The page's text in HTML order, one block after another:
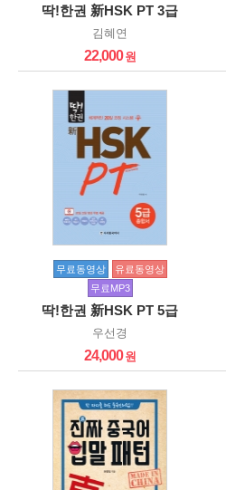
딱!한권 新HSK PT 3급
김혜연
22,000
무료동영상
유료동영상
무료MP3
딱!한권 新HSK PT 5급
우선경
24,000